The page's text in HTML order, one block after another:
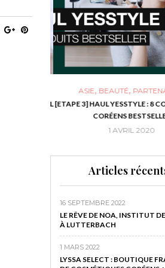
ASIE,BEAUTÉ,
[ETAPE 3] HAUL YESSTYLE : 8
CORÉENS
1 AVRIL 2020
Articles
16 SEPTEMBRE 2022
LE RÊVE DE NOA, INSTITUT
À LUTTERBACH
1 MARS 2022
LYSSA SELECT : BOUTIQUE